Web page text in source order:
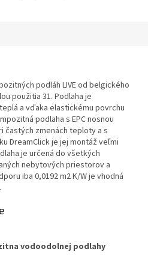
podláh LIVE od belgického
použitia 31. Podlaha je
a vďaka elastickému povrchu
podlaha s EPC nosnou
častých zmenách teploty a s
DreamClick je jej montáž veľmi
je určená do všetkých
nebytových priestorov a
iba 0,0192 m2 K/W je vhodná
vodoodolnej podlahy